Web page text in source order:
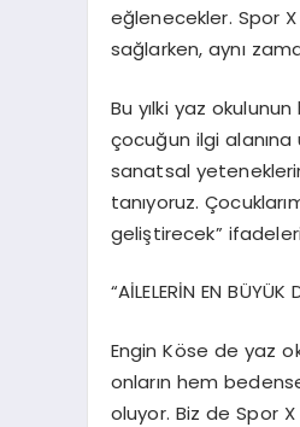
eğlenecekler. Spor
sağlarken, aynı
Bu yılki yaz
çocuğun ilgi
sanatsal
tanıyoruz.
geliştirecek”
“AİLELERİN EN
Engin Köse de yaz
onların hem
oluyor. Biz de Spor